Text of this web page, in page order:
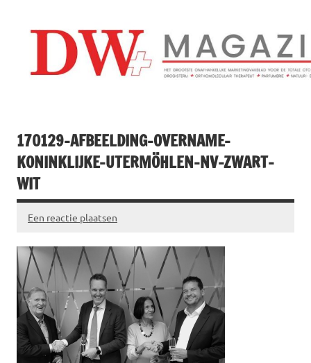
inhoud
170129-AFBEELDING-OVERNAME-
KONINKLIJKE-UTERMÖHLEN-NV-ZWART-
WIT
Een reactie plaatsen